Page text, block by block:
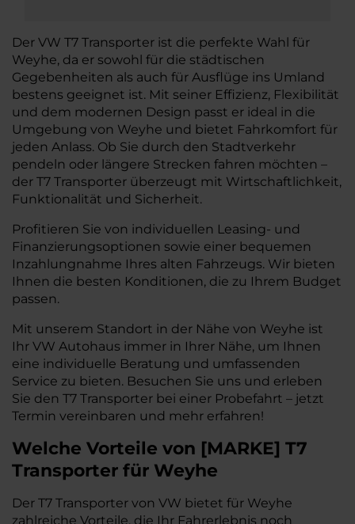
Der VW T7 Transporter ist die perfekte Wahl für
Weyhe, da er sowohl für die städtischen
Gegebenheiten als auch für Ausflüge ins Umland
bestens geeignet ist. Mit seiner Effizienz, Flexibilität
und dem modernen Design passt er ideal in die
Umgebung von Weyhe und bietet Fahrkomfort für
jeden Anlass. Ob Sie durch den Stadtverkehr
pendeln oder längere Strecken fahren möchten –
der T7 Transporter überzeugt mit Wirtschaftlichkeit,
Funktionalität und Sicherheit.
Profitieren Sie von individuellen Leasing- und
Finanzierungsoptionen sowie einer bequemen
Inzahlungnahme Ihres alten Fahrzeugs. Wir bieten
Ihnen die besten Konditionen, die zu Ihrem Budget
passen.
Mit unserem Standort in der Nähe von Weyhe ist
Ihr VW Autohaus immer in Ihrer Nähe, um Ihnen
eine individuelle Beratung und umfassenden
Service zu bieten. Besuchen Sie uns und erleben
Sie den T7 Transporter bei einer Probefahrt – jetzt
Termin vereinbaren und mehr erfahren!
Welche Vorteile von [MARKE] T7
Transporter für Weyhe
Der T7 Transporter von VW bietet für Weyhe
zahlreiche Vorteile, die Ihr Fahrerlebnis noch